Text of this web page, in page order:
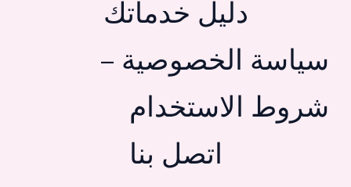
دليل خدماتك
سياسة الخصوصية –
شروط الاستخدام
اتصل بنا